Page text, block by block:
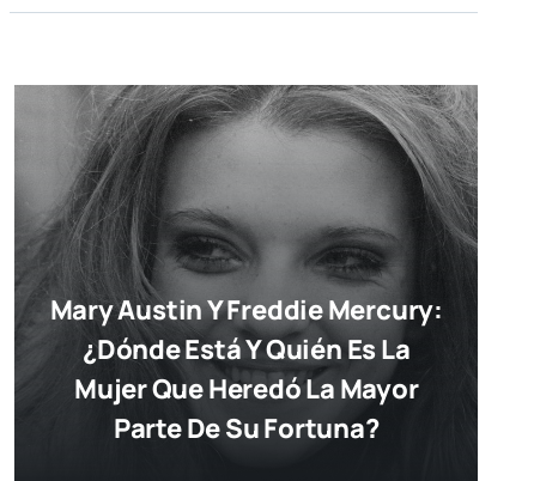
Mary Austin Y Freddie Mercury:
¿dónde Está Y Quién Es La
Mujer Que Heredó La Mayor
Parte De Su Fortuna?